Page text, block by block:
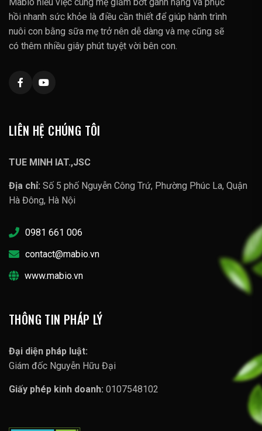
hồi nhanh sức khỏe là điều cần thiết để giúp hành trình
nuôi con bằng sữa mẹ trở nên dễ dàng và mẹ cũng sẽ
có thêm nhiều giây phút tuyệt vời bên con.
LIÊN HỆ CHÚNG TÔI
TUE MINH IAT.,JSC
Địa chỉ: Số 5 phố Nguyễn Công Trứ, Phường Phúc La, Quận
Hà Đông, Hà Nội
0981 661 006
contact@mabio.vn
www.mabio.vn
THÔNG TIN PHÁP LÝ
Đại diện pháp luật:
Giám đốc Nguyễn Hữu Đại
Giấy phép kinh doanh: 0107548102